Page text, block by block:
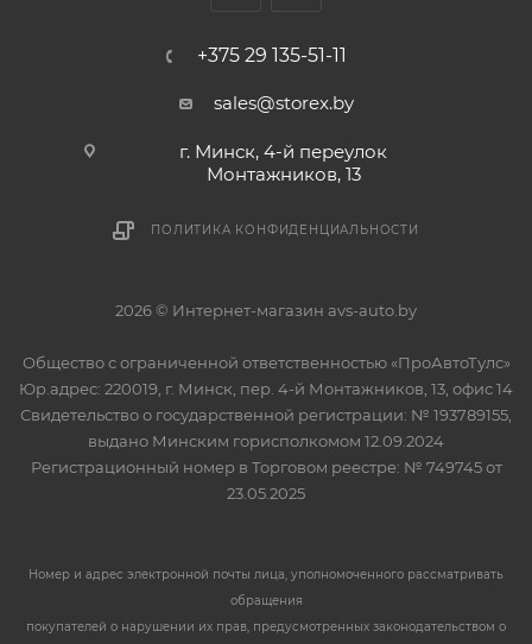
+375 29 135-51-11
sales@storex.by
г. Минск, 4-й переулок
Монтажников, 13
ПОЛИТИКА КОНФИДЕНЦИАЛЬНОСТИ
2026 © Интернет-магазин avs-auto.by
Общество с ограниченной ответственностью «ПроАвтоТулс»
Юр.адрес: 220019, г. Минск, пер. 4-й Монтажников, 13, офис 14
Свидетельство о государственной регистрации: № 193789155,
выдано Минским горисполкомом 12.09.2024
Регистрационный номер в Торговом реестре: № 749745 от
23.05.2025
Номер и адрес электронной почты лица, уполномоченного рассматривать
обращения
покупателей о нарушении их прав, предусмотренных законодательством о